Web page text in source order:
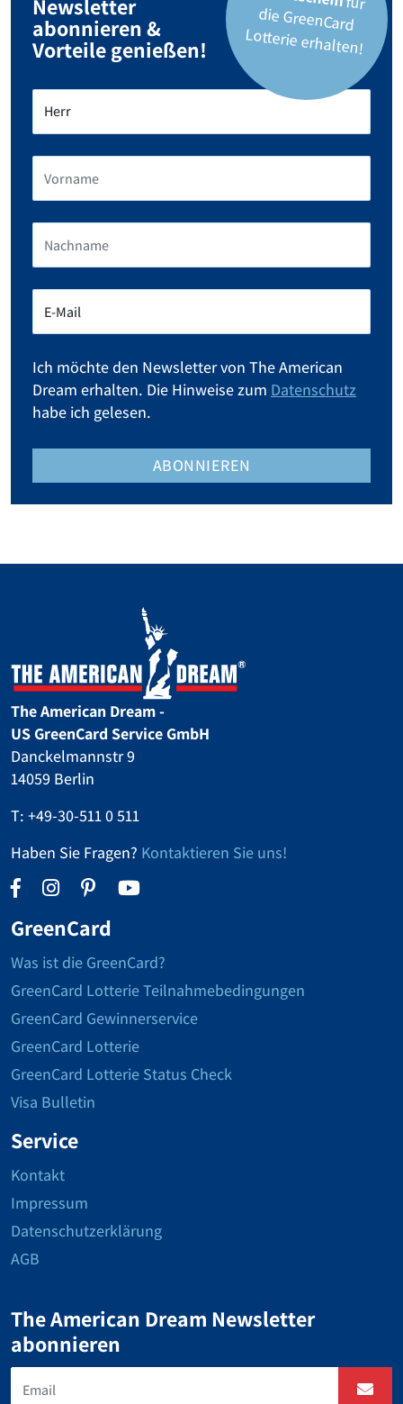
Newsletter
abonnieren &
Vorteile genießen! Lotterie erhalten!
Ich möchte den Newsletter von The American
Dream erhalten. Die Hinweise zum Datenschutz
habe ich gelesen.
ABONNIEREN
The American Dream -
US GreenCard Service GmbH
Danckelmannstr 9
14059 Berlin
T: +49-30-511 0 511
Haben Sie Fragen? Kontaktieren Sie uns!
GreenCard
Was ist die GreenCard?
GreenCard Lotterie Teilnahmebedingungen
GreenCard Gewinnerservice
GreenCard Lotterie
GreenCard Lotterie Status Check
Visa Bulletin
Service
Kontakt
Impressum
Datenschutzerklärung
AGB
The American Dream Newsletter
abonnieren